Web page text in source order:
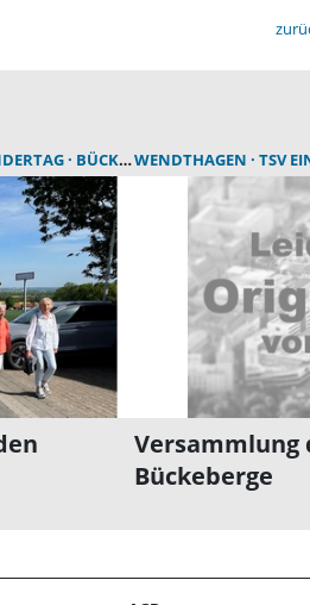
BÜCKEBERG WENDTHAGEN TSV
Versammlung
Bückeberge